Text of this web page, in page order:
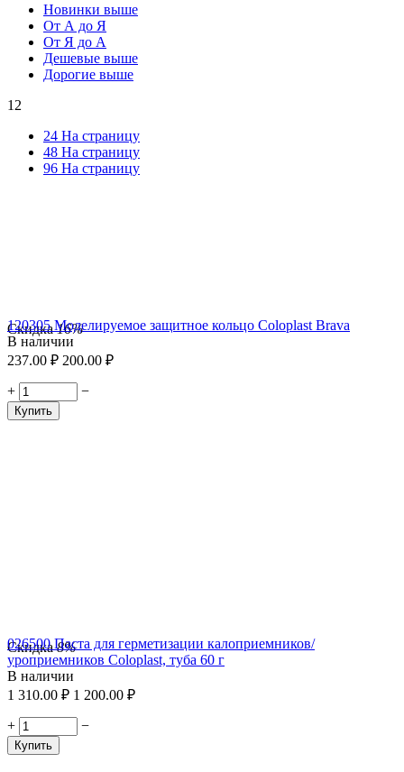
Новинки выше
От А до Я
От Я до А
Дешевые выше
Дорогие выше
12
24 На страницу
48 На страницу
96 На страницу
Скидка16%
120305 Моделируемое защитное кольцо Coloplast Brava
В наличии
237.00 ₽ 200.00 ₽
+
−
Купить
Скидка8%
026500 Паста для герметизации калоприемников/
уроприемников Coloplast, туба 60 г
В наличии
1 310.00 ₽ 1 200.00 ₽
+
−
Купить